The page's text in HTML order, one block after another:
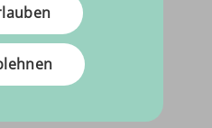
bekeken!